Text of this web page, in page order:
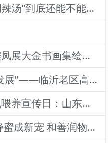
“潼关肉夹馍”“逍遥镇胡辣汤”到底还能不能用？官方回
凤凰探索中美协会员窦凤展大金书画集绘就艺术传奇
“品时代佳酿谋高质量发展”——临沂老区高质量发展论坛暨贵州茅台酒（精品）主题活动圆满落幕
【志愿服务】全国母乳喂养宣传日：山东医专附属医院志愿者深入社区宣传母乳喂养健康知识
逢源采撷献苍生 巩氏蜂蜜成新宠 和善润物品牌就 养怡之福在沂蒙